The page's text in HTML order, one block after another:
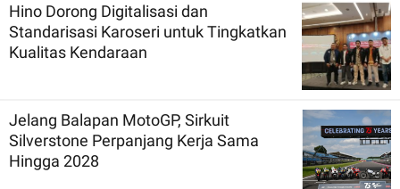
Hino Dorong Digitalisasi dan
Standarisasi Karoseri untuk Tingkatkan
Kualitas Kendaraan
Jelang Balapan MotoGP, Sirkuit
Silverstone Perpanjang Kerja Sama
Hingga 2028